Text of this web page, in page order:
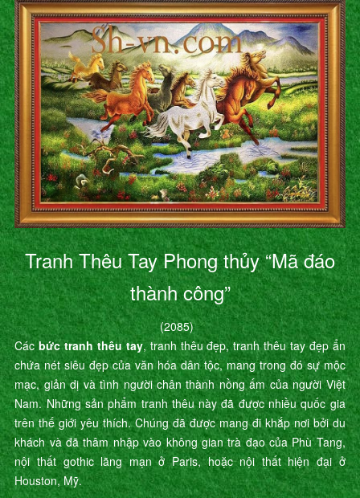
Tranh Thêu Tay Phong thủy “Mã đáo
thành công”
(2085)
Cácbức tranh thêu tay, tranh thêu đẹp, tranh thêu tay đẹp ẩn
chứa nét siêu đẹp của văn hóa dân tộc, mang trong đó sự mộc
mạc, giản dị và tình người chân thành nồng ấm của người Việt
Nam. Những sản phẩm tranh thêu này đã được nhiều quốc gia
trên thế giới yêu thích. Chúng đã được mang đi khắp nơi bởi du
khách và đã thâm nhập vào không gian trà đạo của Phù Tang,
nội thất gothic lãng mạn ở Paris, hoặc nội thất hiện đại ở
Houston, Mỹ.